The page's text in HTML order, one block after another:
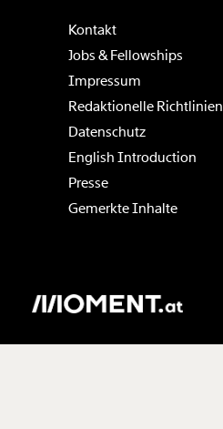
Kontakt
Jobs & Fellowships
Impressum
Redaktionelle Richtlinien
Datenschutz
English Introduction
Presse
Gemerkte Inhalte